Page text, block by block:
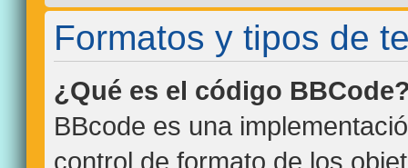
Formatos y tipos de
¿Qué es el código
BBcode es una
control de formato de los